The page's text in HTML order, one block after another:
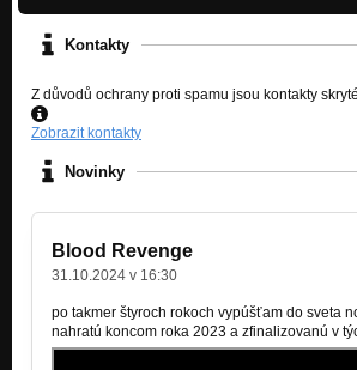
Necromarch Remains of the Deceased EP)
Nezařazeno
Nezařazeno
Back from the Dead (Remains of the Deceased EP)
Nezařazeno
Kontakty
Z důvodů ochrany proti spamu jsou kontakty
Zobrazit kontakty
Novinky
Blood Revenge
31.10.2024 v 16:30
po takmer štyroch rokoch vypúšťam do sveta
nahratú koncom roka 2023 a zfinalizovanú v